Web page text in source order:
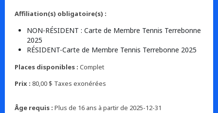
Affiliation(s) obligatoire(s) :
NON-RÉSIDENT : Carte de Membre Tennis Terrebonne
2025
RÉSIDENT-Carte de Membre Tennis Terrebonne 2025
Places disponibles : Complet
Prix : 80,00 $ Taxes exonérées
Âge requis : Plus de 16 ans à partir de 2025-12-31